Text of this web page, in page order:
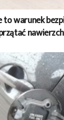
warunek